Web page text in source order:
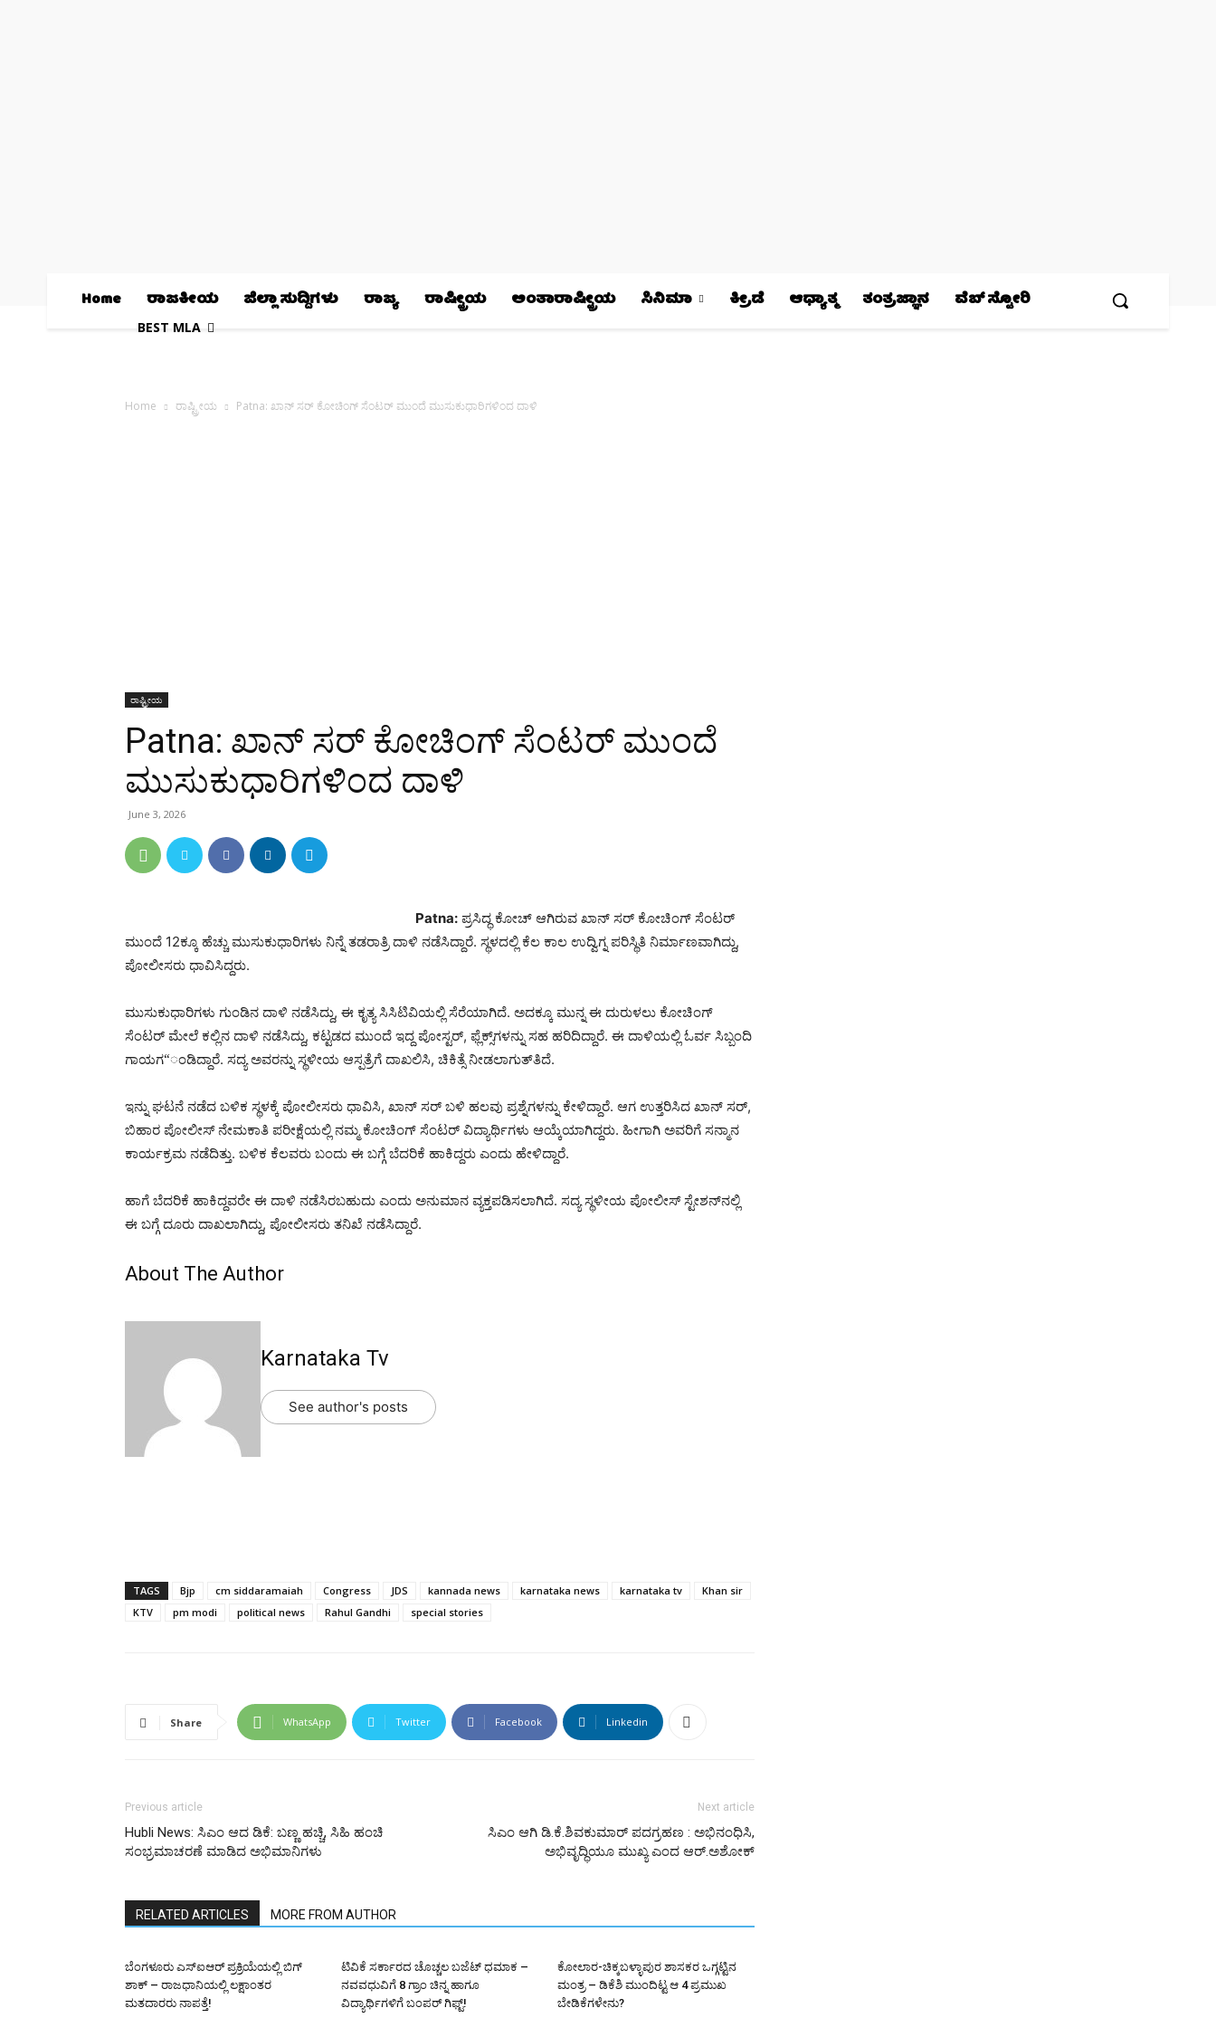
Home ರಾಜಕೀಯ ಜಿಲ್ಲಾ ಸುದ್ದಿಗಳು ರಾಜ್ಯ ರಾಷ್ಟ್ರೀಯ ಅಂತಾರಾಷ್ಟ್ರೀಯ ಸಿನಿಮಾ ಕ್ರೀಡೆ ಆಧ್ಯಾತ್ಮ ತಂತ್ರಜ್ಞಾನ ವೆಬ್ ಸ್ಟೋರಿ
BEST MLA
Home ರಾಷ್ಟ್ರೀಯ Patna: ಖಾನ್ ಸರ್ ಕೋಚಿಂಗ್ ಸೆಂಟರ್ ಮುಂದೆ ಮುಸುಕುಧಾರಿಗಳಿಂದ ದಾಳಿ
ರಾಷ್ಟ್ರೀಯ
Patna: ಖಾನ್ ಸರ್ ಕೋಚಿಂಗ್ ಸೆಂಟರ್ ಮುಂದೆ
ಮುಸುಕುಧಾರಿಗಳಿಂದ ದಾಳಿ
June 3, 2026
Patna: ಪ್ರಸಿದ್ಧ ಕೋಚ್ ಆಗಿರುವ ಖಾನ್ ಸರ್ ಕೋಚಿಂಗ್ ಸೆಂಟರ್
ಮುಂದೆ 12ಕ್ಕೂ ಹೆಚ್ಚು ಮುಸುಕುಧಾರಿಗಳು ನಿನ್ನೆ ತಡರಾತ್ರಿ ದಾಳಿ ನಡೆಸಿದ್ದಾರೆ. ಸ್ಥಳದಲ್ಲಿ ಕೆಲ ಕಾಲ ಉದ್ವಿಗ್ನ ಪರಿಸ್ಥಿತಿ ನಿರ್ಮಾಣವಾಗಿದ್ದು,
ಪೋಲೀಸರು ಧಾವಿಸಿದ್ದರು.
ಮುಸುಕುಧಾರಿಗಳು ಗುಂಡಿನ ದಾಳಿ ನಡೆಸಿದ್ದು, ಈ ಕೃತ್ಯ ಸಿಸಿಟಿವಿಯಲ್ಲಿ ಸೆರೆಯಾಗಿದೆ. ಅದಕ್ಕೂ ಮುನ್ನ ಈ ದುರುಳಲು ಕೋಚಿಂಗ್
ಸೆಂಟರ್‌ ಮೇಲೆ ಕಲ್ಲಿನ ದಾಳಿ ನಡೆಸಿದ್ದು, ಕಟ್ಟಡದ ಮುಂದೆ ಇದ್ದ ಪೋಸ್ಟರ್, ಫ್ಲೆಕ್ಸ್‌ಗಳನ್ನು ಸಹ ಹರಿದಿದ್ದಾರೆ. ಈ ದಾಳಿಯಲ್ಲಿ ಓರ್ವ ಸಿಬ್ಬಂದಿ
ಗಾಯಗ“ಂಡಿದ್ದಾರೆ. ಸದ್ಯ ಅವರನ್ನು ಸ್ಥಳೀಯ ಆಸ್ಪತ್ರೆಗೆ ದಾಖಲಿಸಿ, ಚಿಕಿತ್ಸೆ ನೀಡಲಾಗುತ್‌ತಿದೆ.
ಇನ್ನು ಘಟನೆ ನಡೆದ ಬಳಿಕ ಸ್ಥಳಕ್ಕೆ ಪೋಲೀಸರು ಧಾವಿಸಿ, ಖಾನ್ ಸರ್ ಬಳಿ ಹಲವು ಪ್ರಶ್ನೆಗಳನ್ನು ಕೇಳಿದ್ದಾರೆ. ಆಗ ಉತ್ತರಿಸಿದ ಖಾನ್ ಸರ್,
ಬಿಹಾರ ಪೋಲೀಸ್ ನೇಮಕಾತಿ ಪರೀಕ್ಷೆಯಲ್ಲಿ ನಮ್ಮ ಕೋಚಿಂಗ್ ಸೆಂಟರ್‌ ವಿದ್ಯಾರ್ಥಿಗಳು ಆಯ್ಕೆಯಾಗಿದ್ದರು. ಹೀಗಾಗಿ ಅವರಿಗೆ ಸನ್ಮಾನ
ಕಾರ್ಯಕ್ರಮ ನಡೆದಿತ್ತು. ಬಳಿಕ ಕೆಲವರು ಬಂದು ಈ ಬಗ್ಗೆ ಬೆದರಿಕೆ ಹಾಕಿದ್ದರು ಎಂದು ಹೇಳಿದ್ದಾರೆ.
ಹಾಗೆ ಬೆದರಿಕೆ ಹಾಕಿದ್ದವರೇ ಈ ದಾಳಿ ನಡೆಸಿರಬಹುದು ಎಂದು ಅನುಮಾನ ವ್ಯಕ್ತಪಡಿಸಲಾಗಿದೆ. ಸದ್ಯ ಸ್ಥಳೀಯ ಪೋಲೀಸ್ ಸ್ಟೇಶನ್‌ನಲ್ಲಿ
ಈ ಬಗ್ಗೆ ದೂರು ದಾಖಲಾಗಿದ್ದು, ಪೋಲೀಸರು ತನಿಖೆ ನಡೆಸಿದ್ದಾರೆ.
About The Author
Karnataka Tv
See author's posts
TAGS Bjp cm siddaramaiah Congress JDS kannada news karnataka news karnataka tv
Khan sir
KTV
pm modi political news Rahul Gandhi special stories
Share WhatsApp Twitter Facebook Linkedin
Previous article
Hubli News: ಸಿಎಂ ಆದ ಡಿಕೆ: ಬಣ್ಣ ಹಚ್ಚಿ, ಸಿಹಿ ಹಂಚಿ
ಸಂಭ್ರಮಾಚರಣೆ ಮಾಡಿದ ಅಭಿಮಾನಿಗಳು
Next article
ಸಿಎಂ ಆಗಿ ಡಿ.ಕೆ.ಶಿವಕುಮಾರ್ ಪದಗ್ರಹಣ : ಅಭಿನಂಧಿಸಿ,
ಅಭಿವೃದ್ಧಿಯೂ ಮುಖ್ಯ ಎಂದ ಆರ್.ಅಶೋಕ್
RELATED ARTICLES MORE FROM AUTHOR
ಬೆಂಗಳೂರು ಎಸ್‌ಐಆರ್ ಪ್ರಕ್ರಿಯೆಯಲ್ಲಿ ಬಿಗ್
ಶಾಕ್ – ರಾಜಧಾನಿಯಲ್ಲಿ ಲಕ್ಷಾಂತರ
ಮತದಾರರು ನಾಪತ್ತೆ!
ಟಿವಿಕೆ ಸರ್ಕಾರದ ಚೊಚ್ಚಲ ಬಜೆಟ್ ಧಮಾಕ –
ನವವಧುವಿಗೆ 8 ಗ್ರಾಂ ಚಿನ್ನ ಹಾಗೂ
ವಿದ್ಯಾರ್ಥಿಗಳಿಗೆ ಬಂಪರ್ ಗಿಫ್ಟ್!
ಕೋಲಾರ-ಚಿಕ್ಕಬಳ್ಳಾಪುರ ಶಾಸಕರ ಒಗ್ಗಟ್ಟಿನ
ಮಂತ್ರ – ಡಿಕೆಶಿ ಮುಂದಿಟ್ಟ ಆ 4 ಪ್ರಮುಖ
ಬೇಡಿಕೆಗಳೇನು?